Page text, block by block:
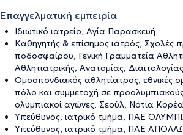
Επαγγελματική εμπειρία
Ιδιωτικό ιατρείο, Αγία Παρασκευή
Καθηγητής & επίσημος ιατρός, Σχολές
ποδοσφαίρου, Γενική Γραμματεία
Αθλητιατρικής, Ανατομίας, Διαιτολογίας
Ομοσπονδιακός αθλητίατρος, εθνικές
πόλο και συμμετοχή σε
ολυμπιακοί αγώνες, Σεούλ, Νότια Κορέα
Υπεύθυνος, ιατρικό τμήμα, ΠΑΕ
Υπεύθυνος, ιατρικό τμήμα, ΠΑΕ